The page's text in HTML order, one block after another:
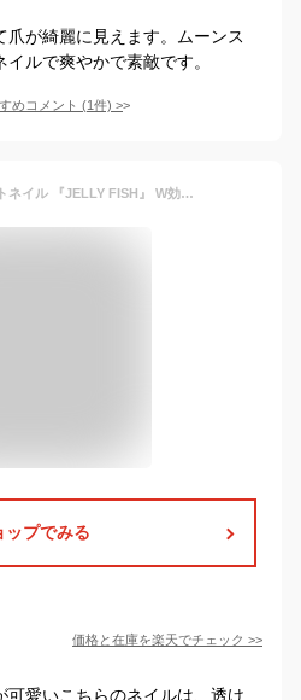
が綺麗に見えます。ムーンス
ルで爽やかで素敵です。
めコメント (1件) >
クラゲ くらげ マグネットネイル 『JELLY FISH』 W効果 マグネット＆エフェクト クリアカラー シアーカラー カラージェル ジェルネイル マグネット ジェル ジェルネイル カラー ポリッシュ ネイルジェル アートジェル ジェルネイル用品 爪 ネイル工房 にわちゃん
ップでみる
価格と在庫を楽天でチェック >>
可愛いこちらのネイルは、透け